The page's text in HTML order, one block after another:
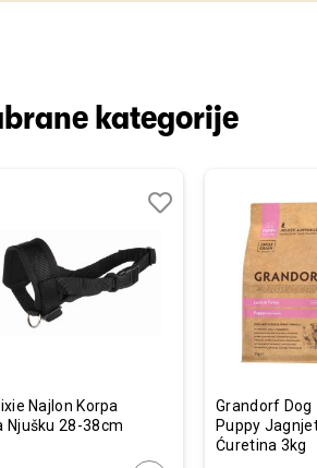
kategorije
Najlon Korpa
Njušku 28-38cm
u
listu
Grandorf Dog
Puppy
Ćuretina 3kg